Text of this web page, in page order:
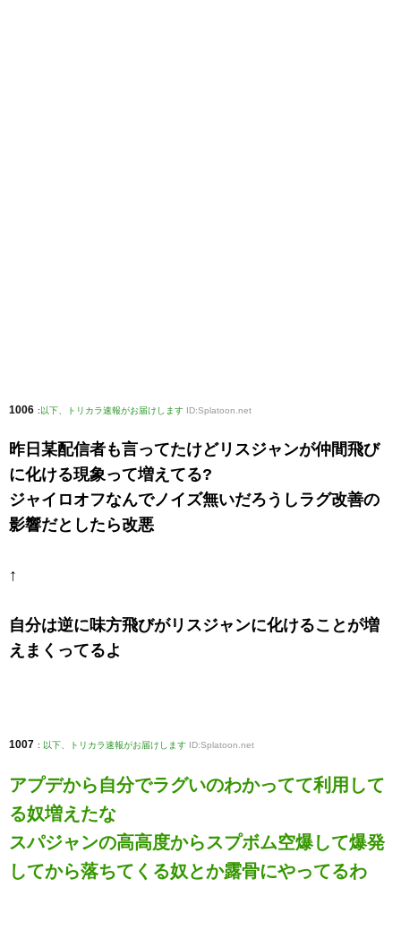
1006 :以下、トリカラ速報がお届けします ID:Splatoon.net
昨日某配信者も言ってたけどリスジャンが仲間飛び
に化ける現象って増えてる?
ジャイロオフなんでノイズ無いだろうしラグ改善の
影響だとしたら改悪
↑
自分は逆に味方飛びがリスジャンに化けることが増
えまくってるよ
1007 : 以下、トリカラ速報がお届けします ID:Splatoon.net
アプデから自分でラグいのわかってて利用して
る奴増えたな
スパジャンの高高度からスプボム空爆して爆発
してから落ちてくる奴とか露骨にやってるわ